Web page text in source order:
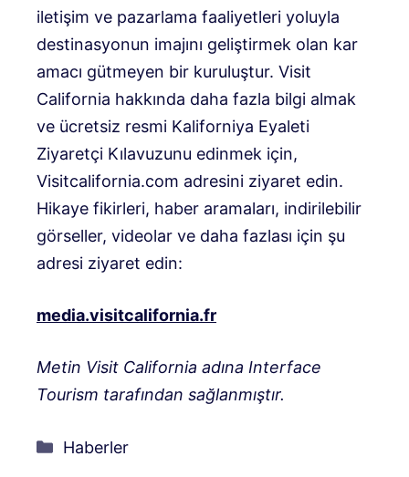
iletişim ve pazarlama faaliyetleri yoluyla
destinasyonun imajını geliştirmek olan kar
amacı gütmeyen bir kuruluştur. Visit
California hakkında daha fazla bilgi almak
ve ücretsiz resmi Kaliforniya Eyaleti
Ziyaretçi Kılavuzunu edinmek için,
Visitcalifornia.com adresini ziyaret edin.
Hikaye fikirleri, haber aramaları, indirilebilir
görseller, videolar ve daha fazlası için şu
adresi ziyaret edin:
media.visitcalifornia.fr
Metin Visit California adına Interface
Tourism tarafından sağlanmıştır.
Kategoriler
Haberler